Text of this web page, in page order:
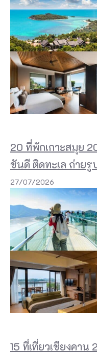
20 ที่พักเกาะสมุย
ชันดี ติดทะเล ถ่าย
27/07/2026
15 ที่เที่ยวเชียงคา